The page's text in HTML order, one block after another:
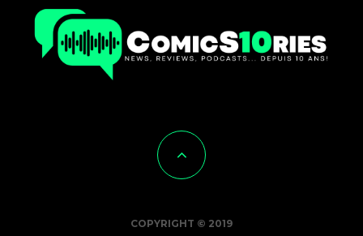
COPYRIGHT © 2019